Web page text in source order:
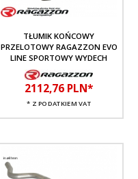
TŁUMIK KOŃCOWY
PRZELOTOWY RAGAZZON EVO
LINE SPORTOWY WYDECH
2112,76 PLN*
* Z PODATKIEM VAT